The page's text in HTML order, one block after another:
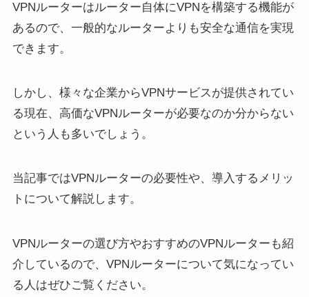
VPNルーターはルーター自体にVPNを構築する機能が
あるので、一般的なルーターよりも安全な通信を実現
できます。
しかし、様々な企業からVPNサービスが提供されてい
る現在、高価なVPNルーターが必要なのか分からない
という人も多いでしょう。
当記事ではVPNルーターの必要性や、導入するメリッ
トについて解説します。
VPNルーターの選び方やおすすめのVPNルーターも紹
介しているので、VPNルーターについて気になってい
る人はぜひご覧ください。